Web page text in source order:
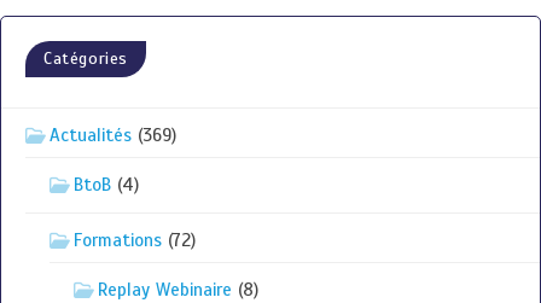
Catégories
Actualités (369)
BtoB (4)
Formations (72)
Replay Webinaire (8)